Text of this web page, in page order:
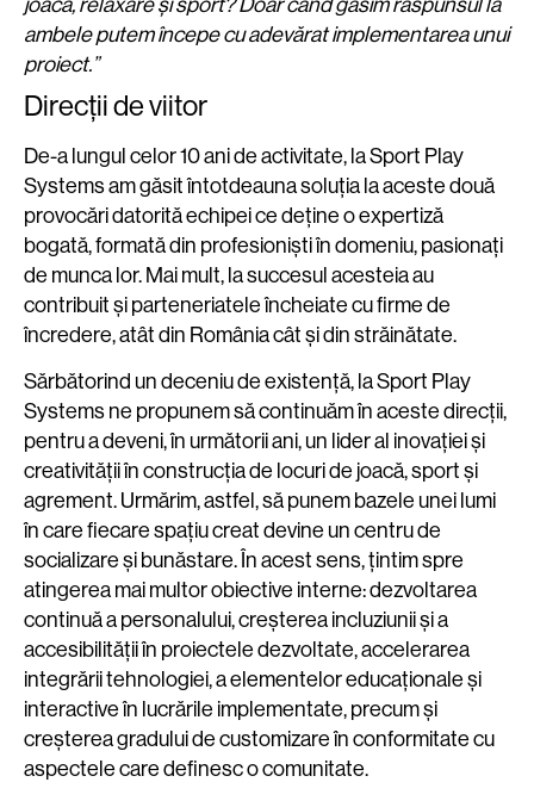
ambele putem începe cu adevărat implementarea unui
proiect.”
Direcții de viitor
De-a lungul celor 10 ani de activitate, la Sport Play
Systems am găsit întotdeauna soluția la aceste două
provocări datorită echipei ce deține o expertiză
bogată, formată din profesioniști în domeniu, pasionați
de munca lor. Mai mult, la succesul acesteia au
contribuit și parteneriatele încheiate cu firme de
încredere, atât din România cât și din străinătate.
Sărbătorind un deceniu de existență, la Sport Play
Systems ne propunem să continuăm în aceste direcții,
pentru a deveni, în următorii ani, un lider al inovației și
creativității în construcția de locuri de joacă, sport și
agrement. Urmărim, astfel, să punem bazele unei lumi
în care fiecare spațiu creat devine un centru de
socializare și bunăstare. În acest sens, țintim spre
atingerea mai multor obiective interne: dezvoltarea
continuă a personalului, creșterea incluziunii și a
accesibilității în proiectele dezvoltate, accelerarea
integrării tehnologiei, a elementelor educaționale și
interactive în lucrările implementate, precum și
creșterea gradului de customizare în conformitate cu
aspectele care definesc o comunitate.